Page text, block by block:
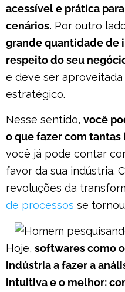
acessível e prática
cenários. Por outro
grande quantidade de
respeito do seu
e deve ser
estratégico.
Nesse sentido, você
o que fazer com tantas
você já pode contar
favor da sua indústria.
revoluções da
de processos se
Hoje, softwares como
indústria a fazer a
intuitiva e o melhor: